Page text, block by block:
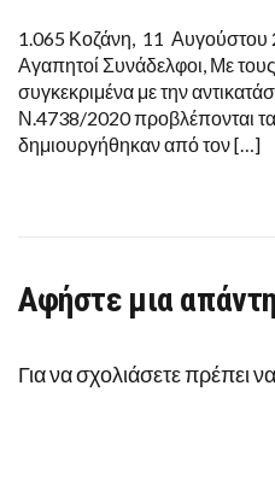
ΤΗΝ
1.065 Κοζάνη, 11
Αγαπητοί Συνάδελφοι, Με
συγκεκριμένα με την
Ν.4738/2020 προβλέπονται τα
δημιουργήθηκαν από τον […]
Αφήστε μια
Για να σχολιάσετε πρέπει να